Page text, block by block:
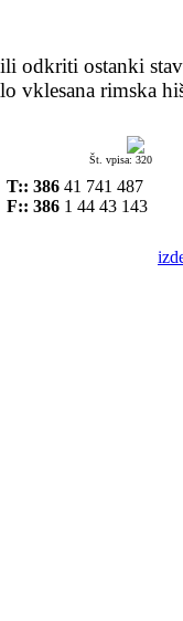
odkriti ostanki
vklesana rimska
Št. vpisa: 320
T:: 386 41 741 487
F:: 386 1 44 43 143